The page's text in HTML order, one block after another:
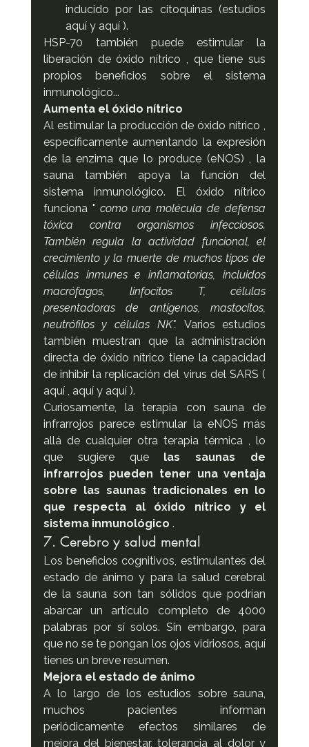
inducido por las citoquinas (estudios
aquí y aquí ).
HSP-70 también puede estimular la
liberación de óxido nítrico , que tiene sus
propios beneficios sobre el sistema
inmunológico...
Aumenta el óxido nítrico
Al estimular la producción de óxido nítrico ,
específicamente aumentando la expresión
de la enzima que lo produce (eNOS) , la
sauna también apoya la función del
sistema inmunológico. El óxido nítrico
funciona " como una molécula de defensa
tóxica contra organismos infecciosos.
También regula la actividad funcional, el
crecimiento y la muerte de muchos tipos de
células inmunes e inflamatorias, incluidos
macrófagos, linfocitos T, células
presentadoras de antígenos, mastocitos,
neutrófilos y células NK". Varios estudios
también muestran que la administración
directa de óxido nítrico tiene la capacidad
de inhibir la replicación del virus del SARS (
aquí , aquí y aquí ).
Curiosamente, la terapia con sauna de
infrarrojos parece estimular la eNOS más
allá de cualquier otra terapia térmica , lo
que sugiere que las saunas de
infrarrojos pueden tener una ventaja
sobre las saunas tradicionales en lo
que respecta al óxido nítrico y el
sistema inmunológico .
7. Cerebro y salud mental
Los beneficios cognitivos, estimulantes del
estado de ánimo y para la salud cerebral
de la sauna son tan sólidos que podrían
abarcar un artículo completo de 4000
palabras por sí solos. Sin embargo, para
que no se te pongan los ojos vidriosos, aquí
tienes un breve resumen.
Mejora el estado de ánimo
A lo largo de los estudios sobre sauna,
muchos pacientes informan
periódicamente efectos similares de
mejora del bienestar, tolerancia al dolor y